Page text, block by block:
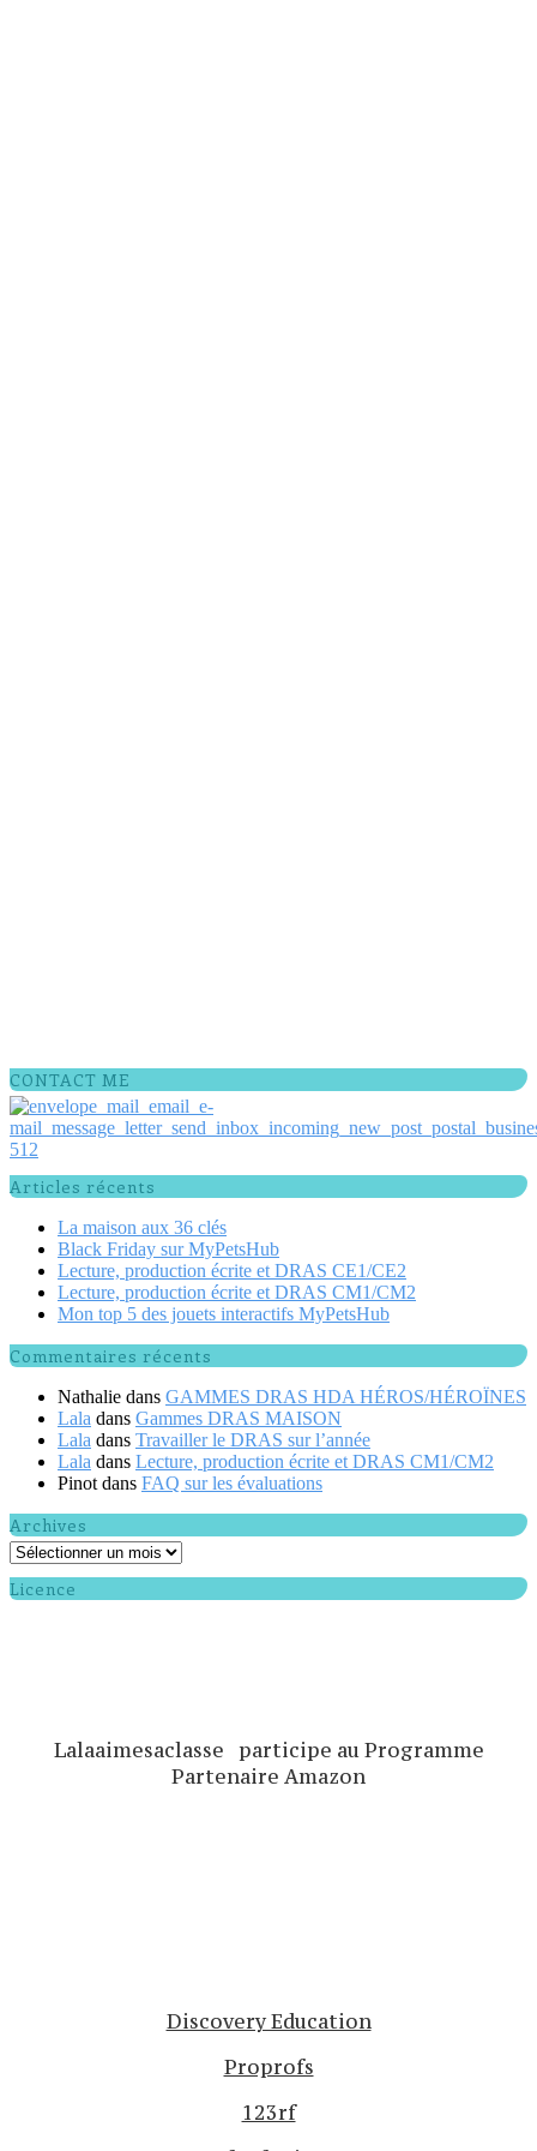
CONTACT ME
Articles récents
La maison aux 36 clés
Black Friday sur MyPetsHub
Lecture, production écrite et DRAS CE1/CE2
Lecture, production écrite et DRAS CM1/CM2
Mon top 5 des jouets interactifs MyPetsHub
Commentaires récents
Nathalie dans GAMMES DRAS HDA HÉROS/HÉROÏNES
Lala dans Gammes DRAS MAISON
Lala dans Travailler le DRAS sur l’année
Lala dans Lecture, production écrite et DRAS CM1/CM2
Pinot dans FAQ sur les évaluations
Archives
Archives
Licence
Lalaaimesaclasse participe au Programme
Partenaire Amazon
Discovery Education
Proprofs
123rf